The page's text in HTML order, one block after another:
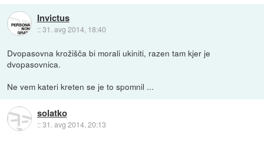
Invictus
::31. avg 2014, 18:40
Dvopasovna krožišča bi morali ukiniti, razen tam kjer je
dvopasovnica.
Ne vem kateri kreten se je to spomnil ...
solatko
::31. avg 2014, 20:13